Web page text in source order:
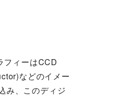
ィーはCCD
などのイメー
み、このディジ